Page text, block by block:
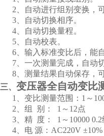
2、自动进行组别变换，
3、自动切换相序。
4、自动切换量程。
5、自动校表。
6、输入标准变比后，能
7、一次测量完成，自动
8、测量结果自动保存，
三、 变压器全自动变比
1、变比测量范围：1～
2、组 别：
1～12点
3、精 度：
1～10000 0.2
4、电 源：AC220V